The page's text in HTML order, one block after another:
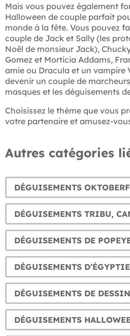
Mais vous pouvez également
Halloween de couple parfait
monde à la fête. Vous pouvez
couple de Jack et Sally (les
Noël de monsieur Jack),
Gomez et Morticia Addams,
amie ou Dracula et un vampire
devenir un couple de
masques et les déguisements
Choisissez le thème que vous
votre partenaire et amusez-
Autres catégories
DÉGUISEMENTS DE
DÉGUISEMENTS DE
DÉGUISEMENTS